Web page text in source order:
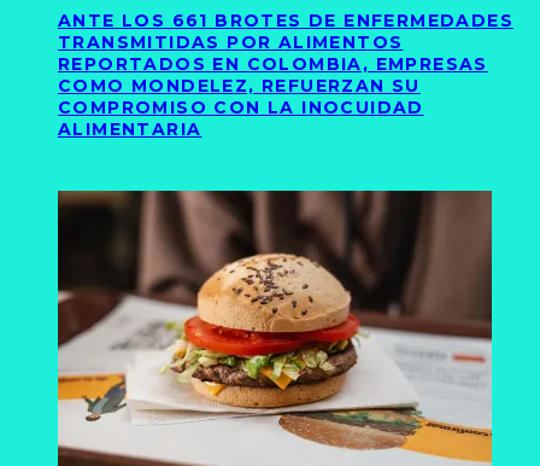
ANTE LOS 661 BROTES DE ENFERMEDADES
TRANSMITIDAS POR ALIMENTOS
REPORTADOS EN COLOMBIA, EMPRESAS
COMO MONDELEZ, REFUERZAN SU
COMPROMISO CON LA INOCUIDAD
ALIMENTARIA